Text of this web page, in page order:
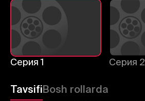
Серия 1 Серия 2
TavsifiBosh rollarda